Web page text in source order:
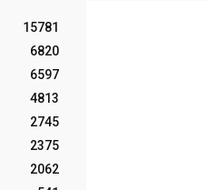
15781
6820
6597
4813
2745
2375
2062